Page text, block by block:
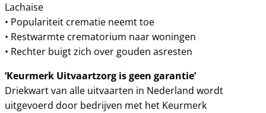
Lachaise
• Populariteit crematie neemt toe
• Restwarmte crematorium naar woningen
• Rechter buigt zich over gouden asresten
‘Keurmerk Uitvaartzorg is geen garantie’
Driekwart van alle uitvaarten in Nederland wordt
uitgevoerd door bedrijven met het Keurmerk